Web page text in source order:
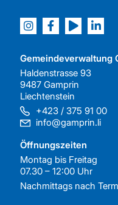
Gemeindeverwaltung
Haldenstrasse 93
9487 Gamprin
Liechtenstein
+423 / 375 91 00
info@gamprin.li
Öffnungszeiten
Montag bis Freitag
07.30 – 12:00 Uhr
Nachmittags nach